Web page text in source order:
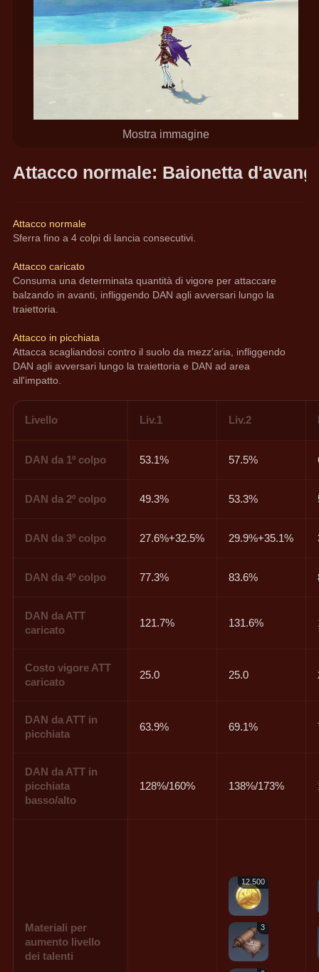
Mostra immagine
Attacco normale: Baionetta
Attacco normale
Sferra fino a 4 colpi di lancia consecutivi.
Attacco caricato
Consuma una determinata quantità di vigore per attaccare
balzando in avanti, infliggendo DAN agli avversari lungo la
traiettoria.
Attacco in picchiata
Attacca scagliandosi contro il suolo da mezz'aria, infliggendo
DAN agli avversari lungo la traiettoria e DAN ad area
all'impatto.
Livello Liv.1 Liv.2
DAN da 1º colpo 53.1% 57.5%
DAN da 2º colpo 49.3% 53.3%
DAN da 3º colpo 27.6%+32.5% 29.9%+35.1%
DAN da 4º colpo 77.3% 83.6%
DAN da ATT
caricato
121.7% 131.6%
Costo vigore ATT
caricato
25.0 25.0
DAN da ATT in
picchiata
63.9% 69.1%
DAN da ATT in
picchiata
basso/alto
128%/160% 138%/173%
Materiali per
aumento livello
dei talenti
12.500
3